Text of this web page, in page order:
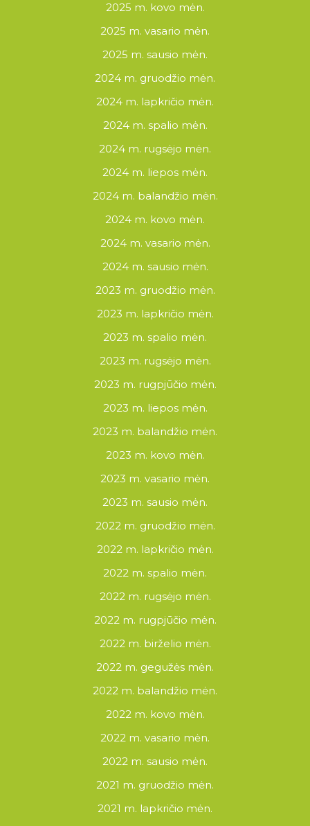
2025 m. kovo mėn.
2025 m. vasario mėn.
2025 m. sausio mėn.
2024 m. gruodžio mėn.
2024 m. lapkričio mėn.
2024 m. spalio mėn.
2024 m. rugsėjo mėn.
2024 m. liepos mėn.
2024 m. balandžio mėn.
2024 m. kovo mėn.
2024 m. vasario mėn.
2024 m. sausio mėn.
2023 m. gruodžio mėn.
2023 m. lapkričio mėn.
2023 m. spalio mėn.
2023 m. rugsėjo mėn.
2023 m. rugpjūčio mėn.
2023 m. liepos mėn.
2023 m. balandžio mėn.
2023 m. kovo mėn.
2023 m. vasario mėn.
2023 m. sausio mėn.
2022 m. gruodžio mėn.
2022 m. lapkričio mėn.
2022 m. spalio mėn.
2022 m. rugsėjo mėn.
2022 m. rugpjūčio mėn.
2022 m. birželio mėn.
2022 m. gegužės mėn.
2022 m. balandžio mėn.
2022 m. kovo mėn.
2022 m. vasario mėn.
2022 m. sausio mėn.
2021 m. gruodžio mėn.
2021 m. lapkričio mėn.